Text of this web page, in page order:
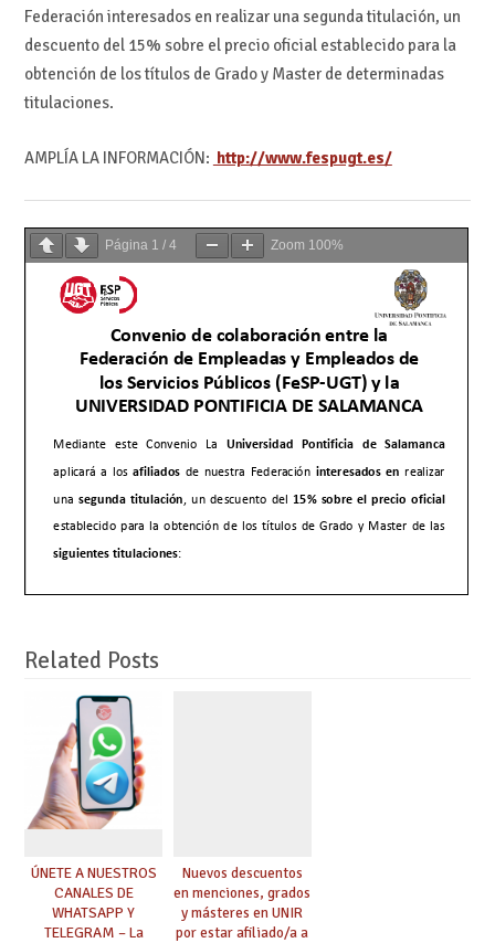
Federación interesados en realizar una segunda titulación, un
descuento del 15% sobre el precio oficial establecido para la
obtención de los títulos de Grado y Master de determinadas
titulaciones.
AMPLÍA LA INFORMACIÓN: http://www.fespugt.es/
Página 1 / 4 Zoom 100%
Related Posts
ÚNETE A NUESTROS
CANALES DE
WHATSAPP Y
TELEGRAM – La
Nuevos descuentos
en menciones, grados
y másteres en UNIR
por estar afiliado/a a